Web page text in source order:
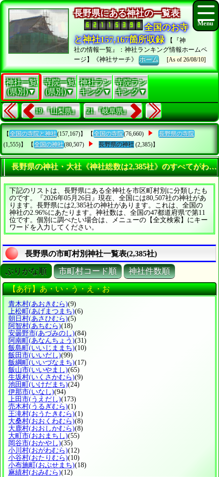
長野県にある神社の一覧表
全国のお寺
と神社157,167箇所収録
【『神
社の情報一覧』：神社ランキング情報ホームペ
ージ】《神社サーチ》ホーム [As of 26/08/10]
神社一覧
(県別)▼
寺院一覧
(県別)▼
神社ラン
キング▼
寺院ラン
キング▼
19.『山梨県』 21.『岐阜県』
【 全国の寺院と神社(157,167)】 【 全国の寺院(76,660)
長野県の寺院
(1,555)】 【 全国の神社(80,507) 長野県の神社 (2,385)】
長野県の神社・大社《神社総数は2,385社》のすべてがわか
下記のリストは、長野県にある全神社を市区町村別に分類したも
のです。『2026年05月26日』現在、全国には80,507社の神社があ
ります。長野県には2,385社の神社があります。これは、全国の
神社の2.96%にあたります。神社数は、全国の47都道府県で第11
位です。個別に調べたい場合は、メニューの【全文検索】にキー
ワードを入力してください。
長野県の市町村別神社一覧表(2,385社)
ぶりがな順 市町村コード順 神社件数順
【あ行】あ・い・う・え・お
青木村(あおきむら)(9)
上松町 (あげまつまち)(6)
朝日村(あさひむら)(5)
阿智村(あちむら)(18)
安曇野市(あづみのし)(84)
阿南町 (あなんちょう)(31)
飯島町 (いいじままち)(10)
飯田市(いいだし)(99)
飯綱町 (いいづなまち)(17)
飯山市(いいやまし)(65)
生坂村(いくさかむら)(9)
池田町 (いけだまち)(24)
伊那市(いなし)(94)
上田市(うえだし)(173)
売木村(うるぎむら)(1)
王滝村(おうたきむら)(1)
大桑村(おおくわむら)(8)
大鹿村(おおしかむら)(8)
大町市(おおまちし)(55)
岡谷市(おかやし)(35)
小川村(おがわむら)(12)
小谷村(おたりむら)(10)
小布施町 (おぶせまち)(18)
麻績村(おみむら)(12)